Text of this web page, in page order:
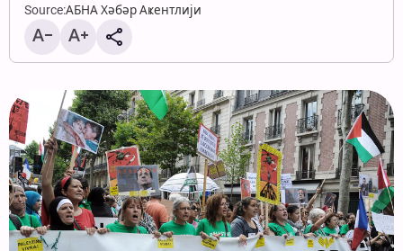
Source:АБНА Хәбәр Аҝентлији